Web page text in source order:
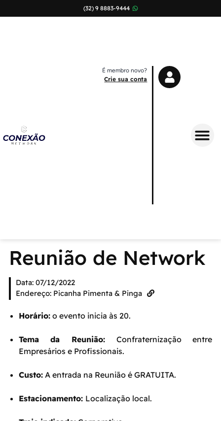
(32) 9 8883-9444
É membro novo?
Crie sua conta
Reunião de Network
Data: 07/12/2022
Endereço: Picanha Pimenta & Pinga
Horário:o evento inicia às 20.
Tema da Reunião: Confraternização entre
Empresários e Profissionais.
Custo:A entrada na Reunião é GRATUITA.
Estacionamento: Localização local.